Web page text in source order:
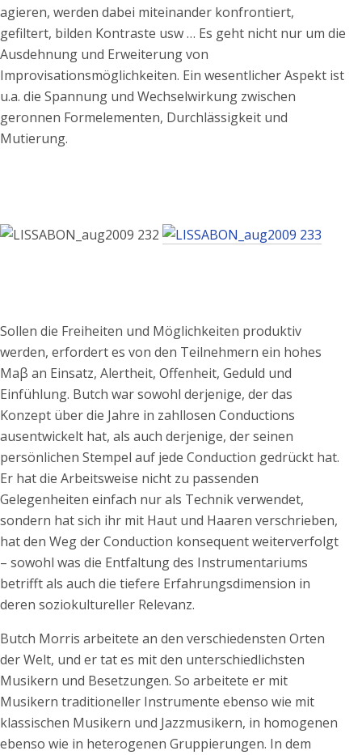
agieren, werden dabei miteinander konfrontiert,
gefiltert, bilden Kontraste usw … Es geht nicht nur um die
Ausdehnung und Erweiterung von
Improvisationsmöglichkeiten. Ein wesentlicher Aspekt ist
u.a. die Spannung und Wechselwirkung zwischen
geronnen Formelementen, Durchlässigkeit und
Mutierung.
Sollen die Freiheiten und Möglichkeiten produktiv
werden, erfordert es von den Teilnehmern ein hohes
Maβ an Einsatz, Alertheit, Offenheit, Geduld und
Einfühlung. Butch war sowohl derjenige, der das
Konzept über die Jahre in zahllosen Conductions
ausentwickelt hat, als auch derjenige, der seinen
persönlichen Stempel auf jede Conduction gedrückt hat.
Er hat die Arbeitsweise nicht zu passenden
Gelegenheiten einfach nur als Technik verwendet,
sondern hat sich ihr mit Haut und Haaren verschrieben,
hat den Weg der Conduction konsequent weiterverfolgt
– sowohl was die Entfaltung des Instrumentariums
betrifft als auch die tiefere Erfahrungsdimension in
deren soziokultureller Relevanz.
Butch Morris arbeitete an den verschiedensten Orten
der Welt, und er tat es mit den unterschiedlichsten
Musikern und Besetzungen. So arbeitete er mit
Musikern traditioneller Instrumente ebenso wie mit
klassischen Musikern und Jazzmusikern, in homogenen
ebenso wie in heterogenen Gruppierungen. In dem